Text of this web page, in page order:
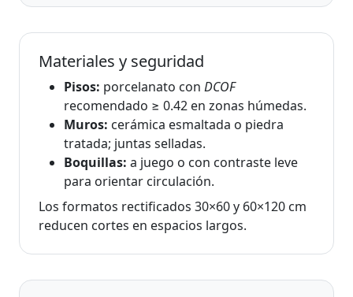
Materiales y seguridad
Pisos: porcelanato con DCOF
recomendado ≥ 0.42 en zonas húmedas.
Muros: cerámica esmaltada o piedra
tratada; juntas selladas.
Boquillas: a juego o con contraste leve
para orientar circulación.
Los formatos rectificados 30×60 y 60×120 cm
reducen cortes en espacios largos.